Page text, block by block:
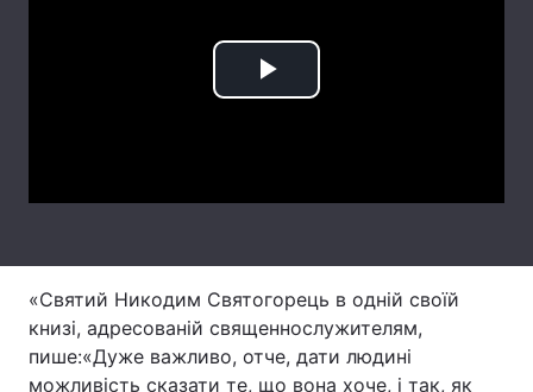
Послуги
Play
«Святий Никодим Святогорець в одній своїй
книзі, адресованій священнослужителям,
пише:«Дуже важливо, отче, дати людині
можливість сказати те, що вона хоче, і так, як